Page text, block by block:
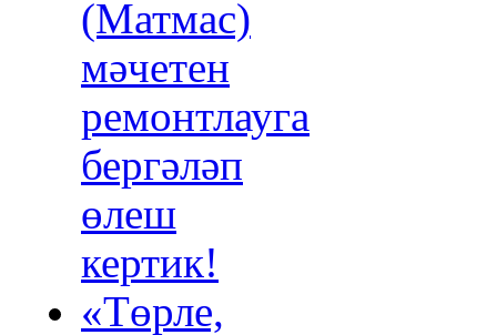
(Матмас)
мәчетен
ремонтлауга
бергәләп
өлеш
кертик!
«Төрле,